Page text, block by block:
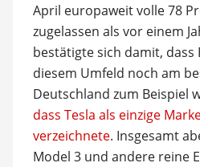
April europaweit volle 78
zugelassen als vor einem
bestätigte sich damit, dass
diesem Umfeld noch am
Deutschland zum Beispiel
dass Tesla als einzige
verzeichnete. Insgesamt
Model 3 und andere reine